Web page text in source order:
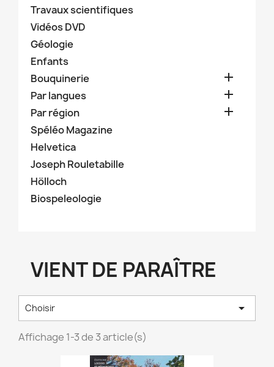
Travaux scientifiques
Vidéos DVD
Géologie
Enfants
Bouquinerie

Par langues 
Par région 
Spéléo Magazine
Helvetica
Joseph Rouletabille
Hölloch
Biospeleologie
VIENT DE PARAÎTRE
Choisir 
Affichage 1-3 de 3 article(s)